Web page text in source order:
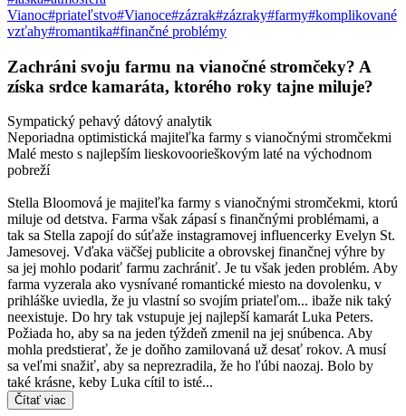
Vianoc#priateľstvo#Vianoce#zázrak#zázraky#farmy#komplikované
vzťahy#romantika#finančné problémy
Zachráni svoju farmu na vianočné stromčeky? A
získa srdce kamaráta, ktorého roky tajne miluje?
Sympatický pehavý dátový analytik
Neporiadna optimistická majiteľka farmy s vianočnými stromčekmi
Malé mesto s najlepším lieskovoorieškovým laté na východnom
pobreží
Stella Bloomová je majiteľka farmy s vianočnými stromčekmi, ktorú
miluje od detstva. Farma však zápasí s finančnými problémami, a
tak sa Stella zapojí do súťaže instagramovej influencerky Evelyn St.
Jamesovej. Vďaka väčšej publicite a obrovskej finančnej výhre by
sa jej mohlo podariť farmu zachrániť. Je tu však jeden problém. Aby
farma vyzerala ako vysnívané romantické miesto na dovolenku, v
prihláške uviedla, že ju vlastní so svojím priateľom... ibaže nik taký
neexistuje. Do hry tak vstupuje jej najlepší kamarát Luka Peters.
Požiada ho, aby sa na jeden týždeň zmenil na jej snúbenca. Aby
mohla predstierať, že je doňho zamilovaná už desať rokov. A musí
sa veľmi snažiť, aby sa neprezradila, že ho ľúbi naozaj. Bolo by
také krásne, keby Luka cítil to isté...
Čítať viac